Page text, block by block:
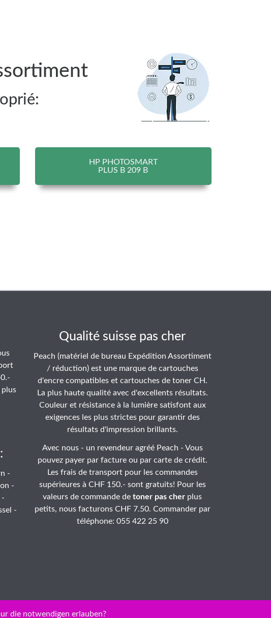
HP PHOTOSMART
PLUS B 209 B
plus
-
-
-
-
Qualité suisse pas cher
Peach (matériel de bureau Expédition Assortiment
/ réduction) est une marque de cartouches
d'encre compatibles et cartouches de toner CH.
La plus haute qualité avec d'excellents résultats.
Couleur et résistance à la lumière satisfont aux
exigences les plus strictes pour garantir des
résultats d'impression brillants.
Avec nous - un revendeur agréé Peach - Vous
pouvez payer par facture ou par carte de crédit.
Les frais de transport pour les commandes
supérieures à CHF 150.- sont gratuits! Pour les
valeurs de commande detoner pas cher plus
petits, nous facturons CHF 7.50. Commander par
téléphone: 055 422 25 90
die notwendigen erlauben?